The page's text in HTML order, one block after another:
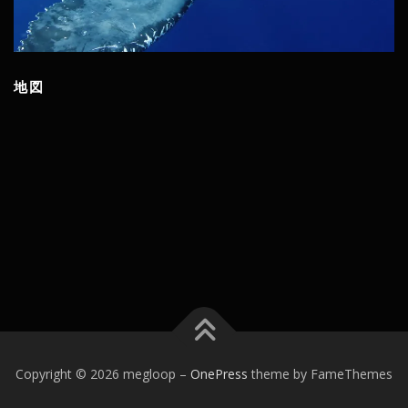
地図
Copyright © 2026 megloop – OnePress theme by FameThemes